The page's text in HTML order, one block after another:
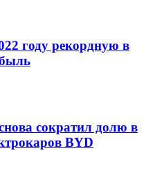
году рекордную в
сократил долю в
BYD